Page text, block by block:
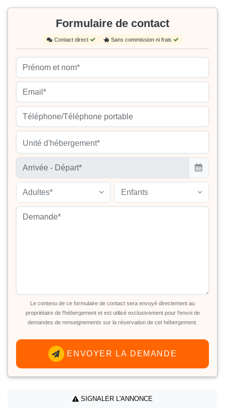
Formulaire de contact
Contact direct Sans commission ni frais
Unité d'hébergement*
Adultes* Enfants
Le contenu de ce formulaire de contact sera envoyé directement au
propriétaire de l'hébergement et est utilisé exclusivement pour l'envoi de
demandes de renseignements sur la réservation de cet hébergement.
ENVOYER LA DEMANDE
SIGNALER L'ANNONCE